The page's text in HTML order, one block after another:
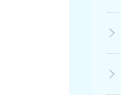
▶
▶